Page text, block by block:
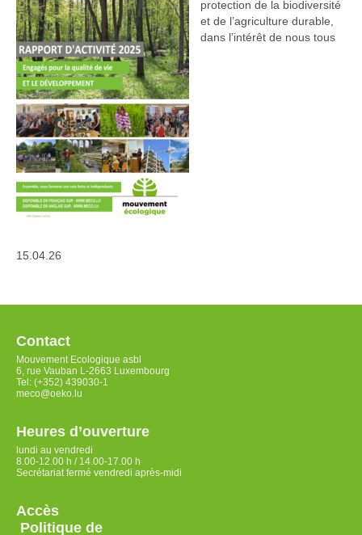
protection de la biodiversité
et de l’agriculture durable,
dans l’intérêt de nous tous
15.04.26
Contact
Mouvement Ecologique asbl
6, rue Vauban L-2663 Luxembourg
Tel: (+352) 439030-1
meco@oeko.lu
Heures d’ouverture
lundi au vendredi
8.00-12.00 h / 14.00-17.00 h
Secrétariat fermé vendredi après-midi
Accès
Politique de